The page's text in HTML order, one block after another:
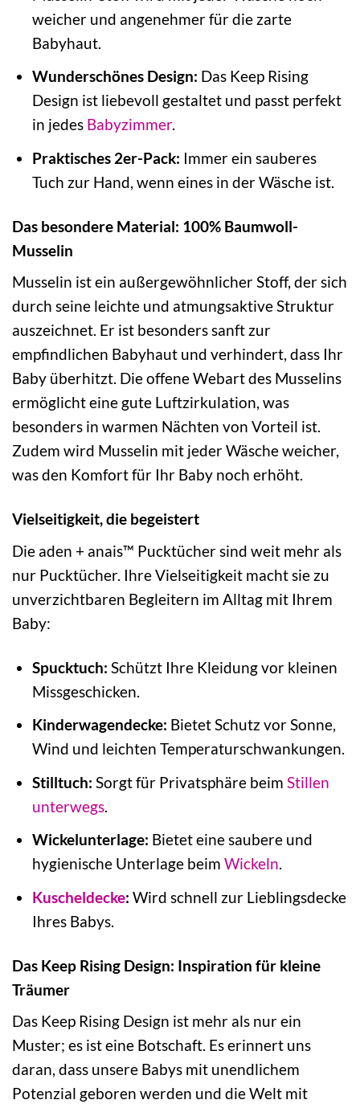
weicher und angenehmer für die zarte
Babyhaut.
Wunderschönes Design: Das Keep Rising
Design ist liebevoll gestaltet und passt perfekt
in jedes Babyzimmer.
Praktisches 2er-Pack: Immer ein sauberes
Tuch zur Hand, wenn eines in der Wäsche ist.
Das besondere Material: 100% Baumwoll-
Musselin
Musselin ist ein außergewöhnlicher Stoff, der sich
durch seine leichte und atmungsaktive Struktur
auszeichnet. Er ist besonders sanft zur
empfindlichen Babyhaut und verhindert, dass Ihr
Baby überhitzt. Die offene Webart des Musselins
ermöglicht eine gute Luftzirkulation, was
besonders in warmen Nächten von Vorteil ist.
Zudem wird Musselin mit jeder Wäsche weicher,
was den Komfort für Ihr Baby noch erhöht.
Vielseitigkeit, die begeistert
Die aden + anais™ Pucktücher sind weit mehr als
nur Pucktücher. Ihre Vielseitigkeit macht sie zu
unverzichtbaren Begleitern im Alltag mit Ihrem
Baby:
Spucktuch: Schützt Ihre Kleidung vor kleinen
Missgeschicken.
Kinderwagendecke: Bietet Schutz vor Sonne,
Wind und leichten Temperaturschwankungen.
Stilltuch: Sorgt für Privatsphäre beim Stillen
unterwegs.
Wickelunterlage: Bietet eine saubere und
hygienische Unterlage beim Wickeln.
Kuscheldecke: Wird schnell zur Lieblingsdecke
Ihres Babys.
Das Keep Rising Design: Inspiration für kleine
Träumer
Das Keep Rising Design ist mehr als nur ein
Muster; es ist eine Botschaft. Es erinnert uns
daran, dass unsere Babys mit unendlichem
Potenzial geboren werden und die Welt mit